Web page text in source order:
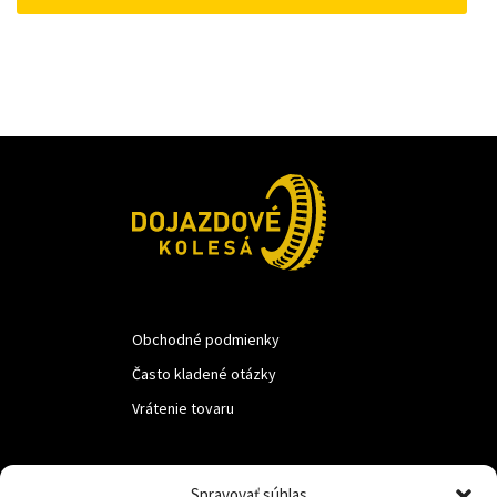
Obchodné podmienky
Často kladené otázky
Vrátenie tovaru